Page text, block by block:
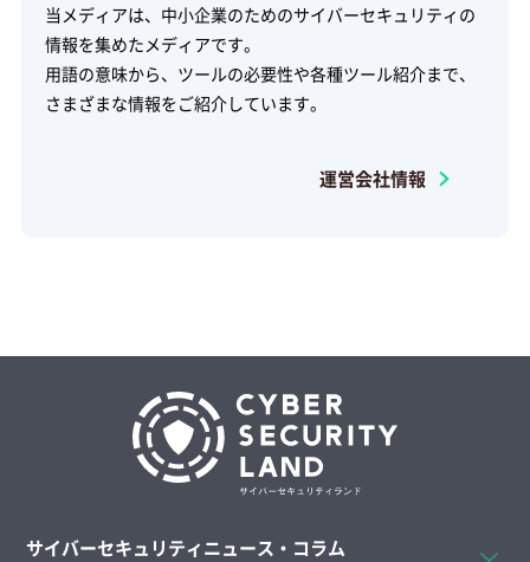
当メディアは、中小企業のためのサイバーセキュリティの
情報を集めたメディアです。
用語の意味から、ツールの必要性や各種ツール紹介まで、
さまざまな情報をご紹介しています。
運営会社情報
サイバーセキュリティニュース・コラム